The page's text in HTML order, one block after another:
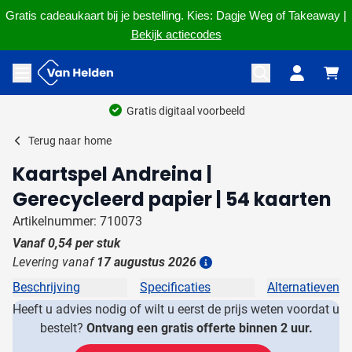
Gratis cadeaukaart bij je bestelling. Kies: Dagje Weg of Takeaway |
Bekijk actiecodes
Ga naar de inhoud
Menu openen
Gratis digitaal voorbeeld
Terug naar home
Kaartspel Andreina |
Gerecycleerd papier | 54 kaarten
Artikelnummer: 710073
Vanaf0,54 per stuk
Levering vanaf 17 augustus 2026
Beschrijving Specificaties
Alternatieven
Heeft u advies nodig of wilt u eerst de prijs weten voordat u
bestelt? Ontvang een gratis offerte binnen 2 uur.